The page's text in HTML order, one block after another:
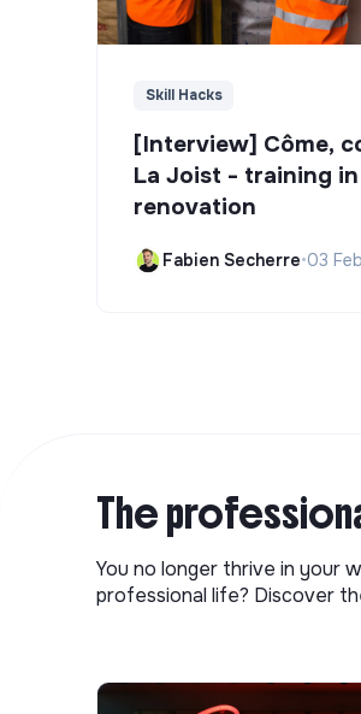
Skill Hacks
[Interview] Côme,
La Joist - training
renovation
Fabien Secherre•03
The
You no longer thrive in your
professional life? Discover